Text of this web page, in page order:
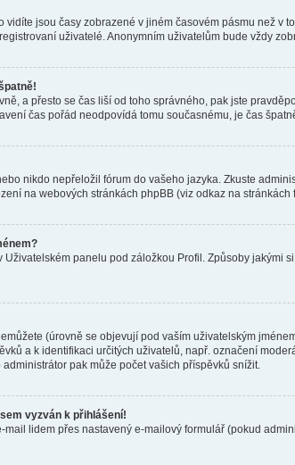
vidíte jsou časy zobrazené v jiném časovém pásmu než
uživatelé. Anonymním uživatelům bude vždy
a přesto se čas liší od toho správného, pak jste
čas pořád neodpovídá tomu současnému, je čas
nikdo nepřeložil fórum do vašeho jazyka. Zkuste
na webových stránkách phpBB (viz odkaz na stránkách
Uživatelském panelu pod záložkou Profil. Způsoby
(úrovně se objevují pod vaším uživatelským
a k identifikaci určitých uživatelů, např. označení
pak může počet vašich příspěvků snížit.
vyzván k přihlášení!
lidem přes nastavený e-mailový formulář (pokud